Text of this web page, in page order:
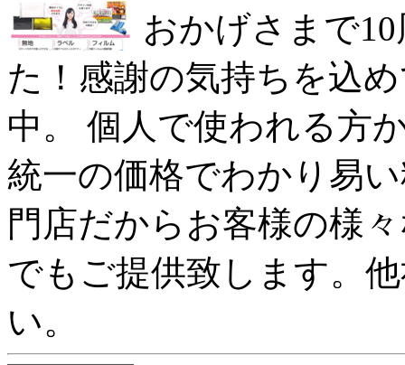
おかげさまで
た！感謝の気持ちを込
中。 個人で使われる方
統一の価格でわかり易
門店だからお客様の様
でもご提供致します。
い。